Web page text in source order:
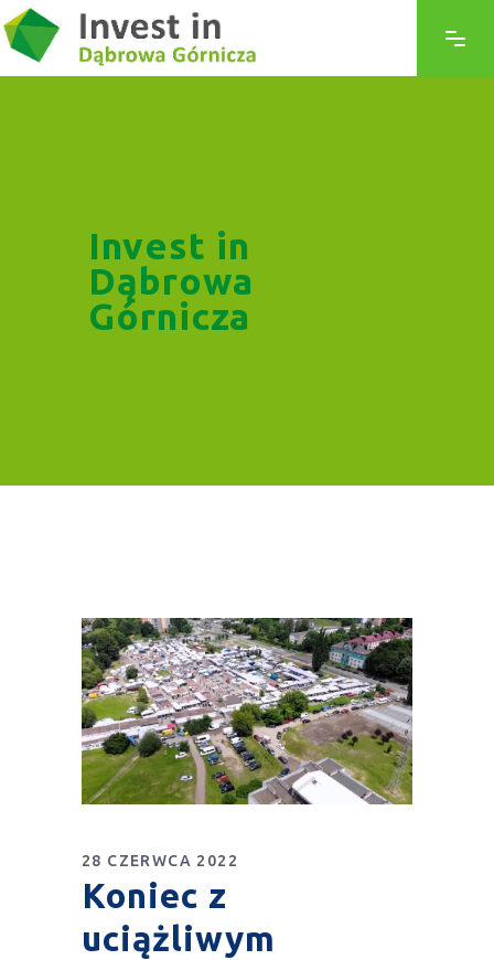
Invest in
Dąbrowa
Górnicza
28 CZERWCA 2022
Koniec z
uciążliwym